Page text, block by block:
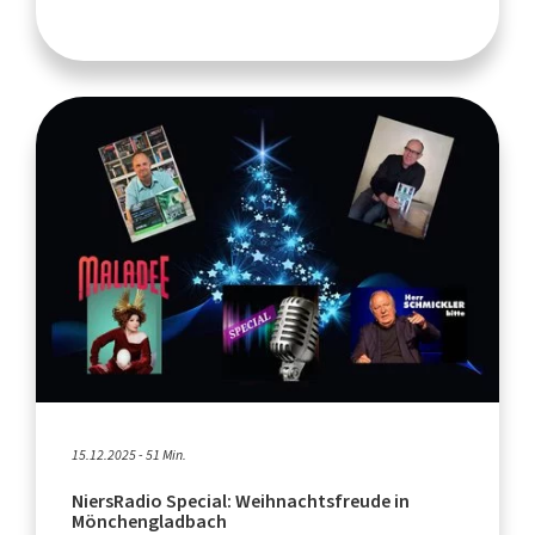
15.12.2025 - 51 Min.
NiersRadio Special: Weihnachtsfreude in
Mönchengladbach